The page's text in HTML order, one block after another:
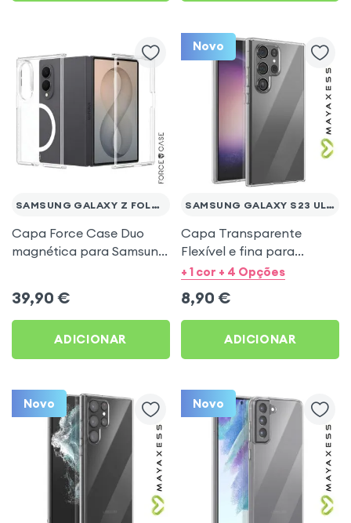
SAMSUNG GALAXY Z FOLD 8
Capa Force Case Duo
magnética para Samsung
39,90 €
ADICIONAR
Novo
SAMSUNG GALAXY S23 ULTRA
Capa Transparente
Flexível e fina para
Samsung Galaxy S23
+ 1 cor + 4 Opções
8,90 €
ADICIONAR
Novo Novo